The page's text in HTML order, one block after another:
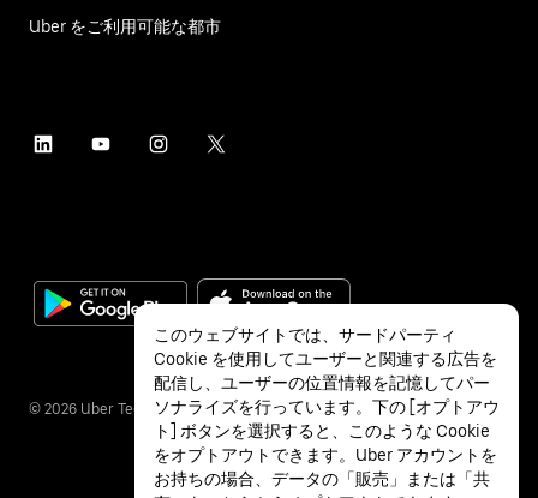
Uber をご利用可能な都市
© 2026 Uber Technologies Inc.
このウェブサイトでは、サードパーティ
Cookie を使用してユーザーと関連する広告を
配信し、ユーザーの位置情報を記憶してパー
ソナライズを行っています。下の [オプトアウ
ト] ボタンを選択すると、このような Cookie
をオプトアウトできます。Uber アカウントを
お持ちの場合、データの「販売」または「共